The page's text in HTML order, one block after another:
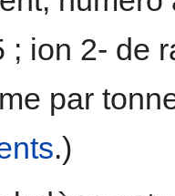
; ion 2- de
par
.)